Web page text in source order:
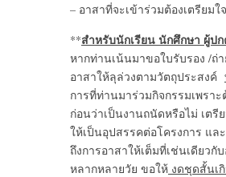
– อาสาที่จะเข้าร่วมต้องเตรียม
**สำหรับนักเรียน นักศึกษา ผู้ปก
หากท่านเน้นมาขอใบรับรอง /ถ่
อาสาให้ลุล่วงตามวัตถุประสงค์
การที่ท่านมาร่วมกิจกรรมเพรา
ก่อนว่าเป็นงานถนัดหรือไม่ เตรี
ให้เป็นอุปสรรคต่อโครงการ แ
ถึงการอาสาให้เต็มที่เช่นเดียว
หลากหลายวัย ขอให้ งดชุดสั้นเ